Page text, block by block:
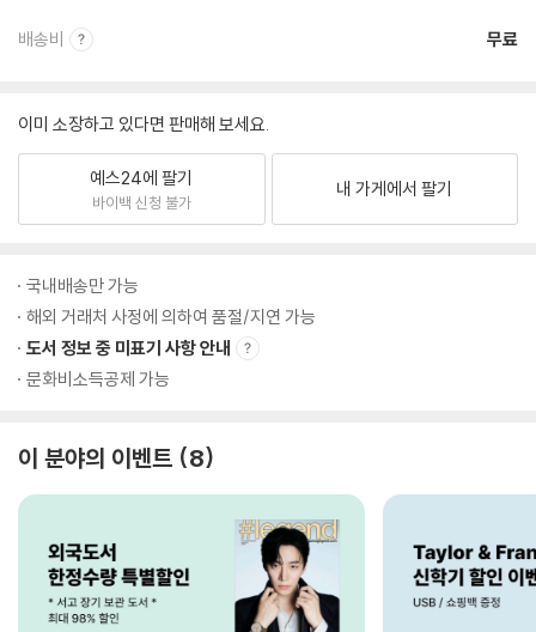
배송비 무료
이미 소장하고 있다면 판매해 보세요.
예스24에 팔기
바이백 신청 불가
내 가게에서 팔기
국내배송만 가능
해외 거래처 사정에 의하여 품절/지연 가능
도서 정보 중 미표기 사항 안내
문화비소득공제 가능
이 분야의 이벤트 8